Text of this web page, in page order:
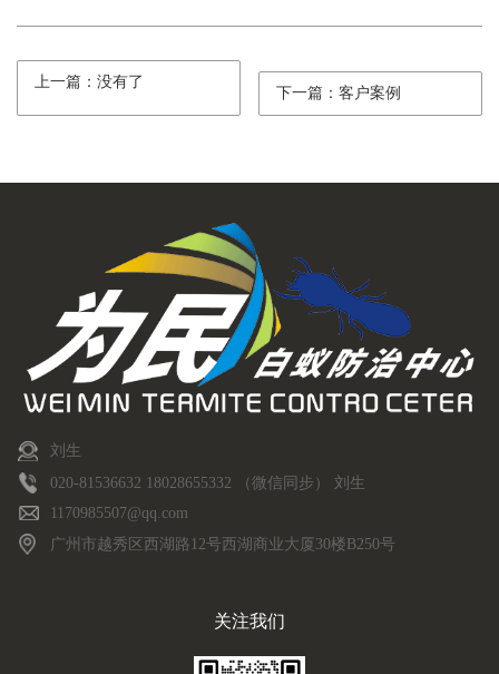
上一篇：没有了
下一篇：客户案例
刘生
020-81536632 18028655332 （微信同步） 刘生
1170985507@qq.com
广州市越秀区西湖路12号西湖商业大厦30楼B250号
关注我们